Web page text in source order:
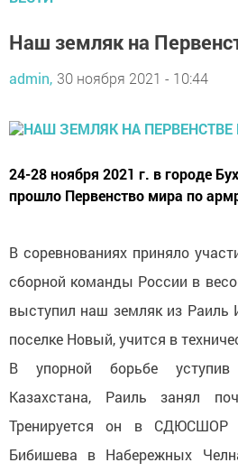
Наш земляк на
admin, 30 ноября 2021 - 10:44
24-28 ноября 2021 г. в городе
прошло Первенство мира по
В соревнованиях приняло
сборной команды России в
выступил наш земляк из Раиль
поселке Новый, учится в
В упорной борьбе уступив
Казахстана, Раиль занял
Тренируется он в
Бибишева в Набережных